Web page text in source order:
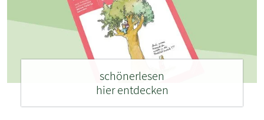
schönerlesen
hier entdecken